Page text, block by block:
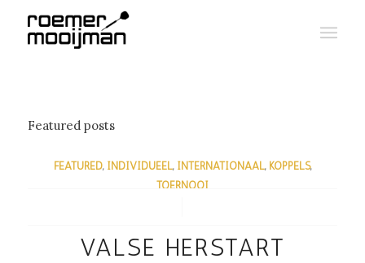
Featured posts
FEATURED, INDIVIDUEEL, INTERNATIONAAL, KOPPELS,
TOERNOOI
VALSE HERSTART